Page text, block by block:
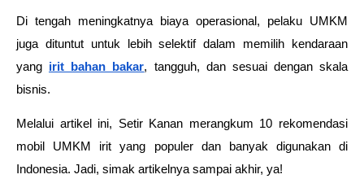
Di tengah meningkatnya biaya operasional, pelaku UMKM
juga dituntut untuk lebih selektif dalam memilih kendaraan
yang irit bahan bakar, tangguh, dan sesuai dengan skala
bisnis.
Melalui artikel ini, Setir Kanan merangkum 10 rekomendasi
mobil UMKM irit yang populer dan banyak digunakan di
Indonesia. Jadi, simak artikelnya sampai akhir, ya!